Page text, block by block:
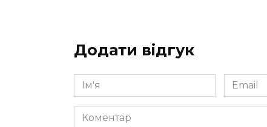
Додати відгук
Ім'я
*
Email
*
Коментар